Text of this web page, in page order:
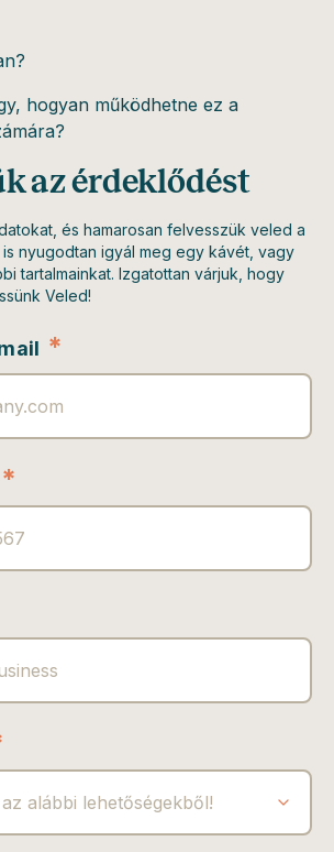
hogyan működhetne ez a
az érdeklődést
és hamarosan felvesszük veled a
nyugodtan igyál meg egy kávét, vagy
tartalmainkat. Izgatottan várjuk, hogy
Veled!
*
*
alábbi lehetőségekből!